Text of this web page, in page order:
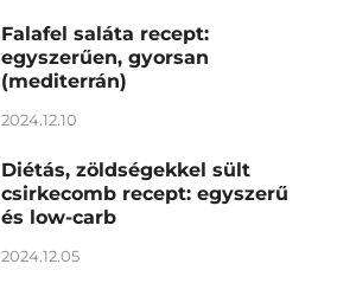
Falafel saláta recept:
egyszerűen, gyorsan
(mediterrán)
2024.12.10
Diétás, zöldségekkel sült
csirkecomb recept: egyszerű
és low-carb
2024.12.05